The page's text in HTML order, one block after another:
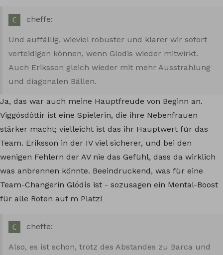
cheffe:
Und auffällig, wieviel robuster und klarer wir sofort
verteidigen können, wenn Glodis wieder mitwirkt.
Auch Eriksson gleich wieder mit mehr Ausstrahlung
und diagonalen Bällen.
Ja, das war auch meine Hauptfreude von Beginn an.
Viggósdóttir ist eine Spielerin, die ihre Nebenfrauen
stärker macht; vielleicht ist das ihr Hauptwert für das
Team. Eriksson in der IV viel sicherer, und bei den
wenigen Fehlern der AV nie das Gefühl, dass da wirklich
was anbrennen könnte. Beeindruckend, was für eine
Team-Changerin Glódís ist - sozusagen ein Mental-Boost
für alle Roten auf m Platz!
cheffe:
Also, es ist schon, trotz des Abstandes zu Barca und